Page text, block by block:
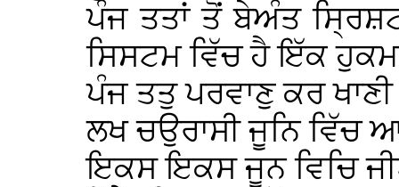
ਪੰਜ ਤਤਾਂ ਤੋਂ ਬੇਅੰਤ
ਸਿਸਟਮ ਵਿੱਚ ਹੈ ਇੱਕ
ਪੰਜ ਤਤੁ ਪਰਵਾਣੁ ਕਰ
ਲਖ ਚਉਰਾਸੀ ਜੂਨਿ
ਇਕਸ ਇਕਸ ਜੂਨ ਵਿਚਿ